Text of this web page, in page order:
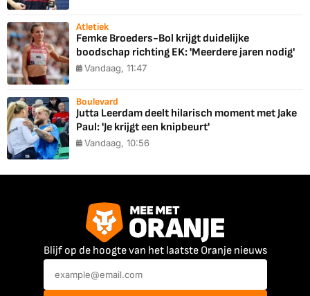
Atletiek
Femke Broeders-Bol krijgt duidelijke
boodschap richting EK: 'Meerdere jaren nodig'
Vandaag, 11:47
Boulevard
Jutta Leerdam deelt hilarisch moment met Jake
Paul: 'Je krijgt een knipbeurt'
Vandaag, 10:56
Blijf op de hoogte van het laatste Oranje nieuws